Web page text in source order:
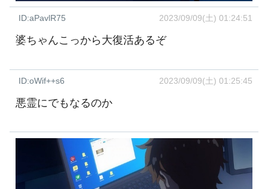
ID:aPavlR75 2023/09/09(土) 01:24:51
婆ちゃんこっから大復活あるぞ
ID:oWif++s6 2023/09/09(土) 01:25:45
悪霊にでもなるのか